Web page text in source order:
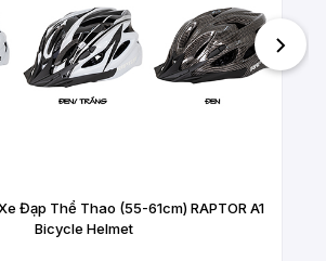
Đạp Thể Thao (55-61cm) RAPTOR A1
Bicycle Helmet